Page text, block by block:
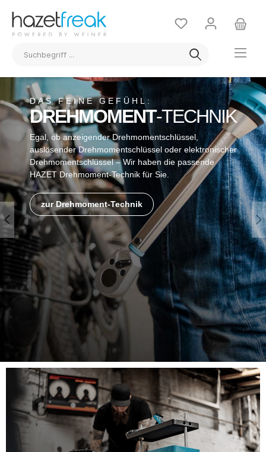
DAS FEINE GEFÜHL:
DREHMOMENT-TECHNIK
Egal, ob anzeigender Drehmomentschlüssel,
auslösender Drehmomentschlüssel oder elektronischer
Drehmomentschlüssel – Wir haben die passende
HAZET Drehmoment-Technik für Sie.
zur Drehmoment-Technik